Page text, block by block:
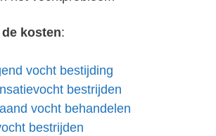
kosten:
vocht bestijding
bestrijden
vocht behandelen
bestrijden